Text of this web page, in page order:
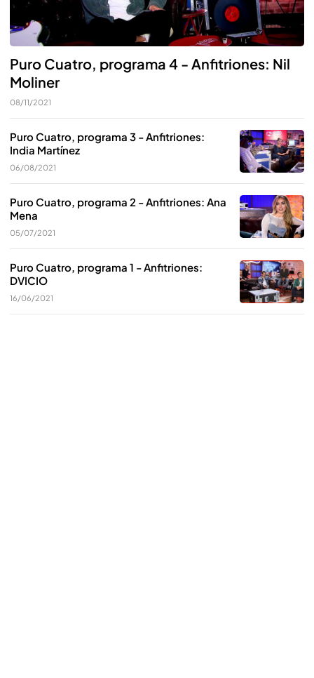
Puro Cuatro, programa 4 - Anfitriones: Nil
Moliner
08/11/2021
Puro Cuatro, programa 3 - Anfitriones:
India Martínez
06/08/2021
Puro Cuatro, programa 2 - Anfitriones: Ana
Mena
05/07/2021
Puro Cuatro, programa 1 - Anfitriones:
DVICIO
16/06/2021